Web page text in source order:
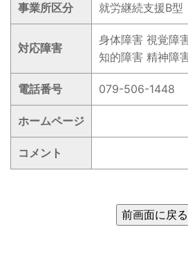
事業所区分 就労継続支援B型
対応障害
身体障害 視覚障
知的障害 精神障
電話番号 079-506-1448
ホームページ
コメント